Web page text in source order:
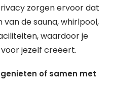
zorgen ervoor dat
de sauna, whirlpool,
waardoor je
jezelf creëert.
of samen met